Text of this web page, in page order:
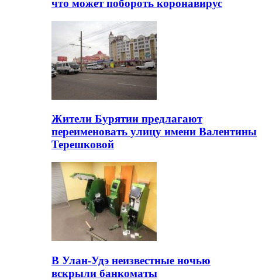
что может побороть коронавирус
Жители Бурятии предлагают
переименовать улицу имени Валентины
Терешковой
В Улан-Удэ неизвестные ночью
вскрыли банкоматы